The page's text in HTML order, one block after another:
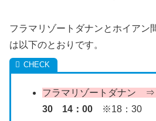
フラマリゾートダナンとホイアン
は以下のとおりです。
フラマリゾートダナン
30
14：00 ※18：30